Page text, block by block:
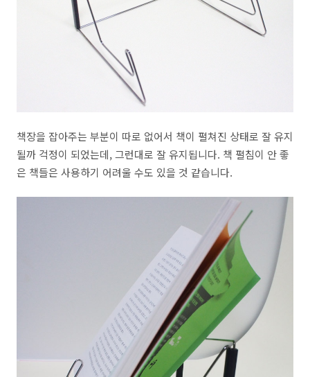
책장을 잡아주는 부분이 따로 없어서 책이 펼쳐진 상태로 잘 유지
될까 걱정이 되었는데, 그런대로 잘 유지됩니다. 책 펼침이 안 좋
은 책들은 사용하기 어려울 수도 있을 것 같습니다.